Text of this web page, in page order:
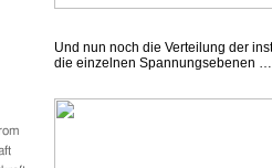
Und nun noch die Verteilung der
die einzelnen Spannungsebenen